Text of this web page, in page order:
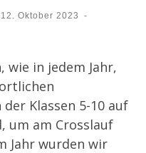
12. Oktober 2023
-
wie in jedem Jahr,
Klassen 5-10 auf
um am Crosslauf
Jahr wurden wir